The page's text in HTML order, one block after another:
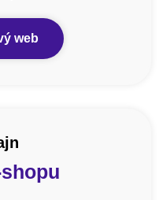
web